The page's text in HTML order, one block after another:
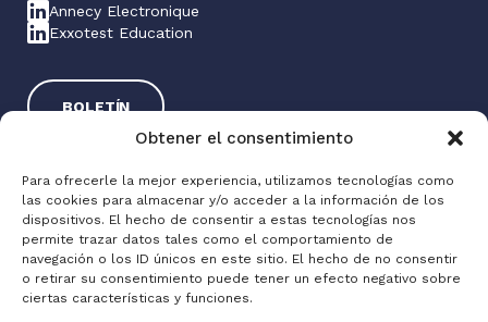
Obtener el consentimiento
Para ofrecerle la mejor experiencia, utilizamos tecnologías como
las cookies para almacenar y/o acceder a la información de los
dispositivos. El hecho de consentir a estas tecnologías nos
permite trazar datos tales como el comportamiento de
navegación o los ID únicos en este sitio. El hecho de no consentir
o retirar su consentimiento puede tener un efecto negativo sobre
ciertas características y funciones.
Annecy Electronique
Exxotest Education
BOLETÍN
Exxotest® 2025